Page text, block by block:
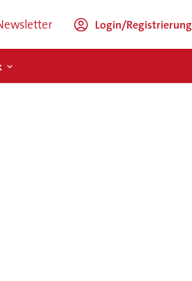
Login/Registrierung